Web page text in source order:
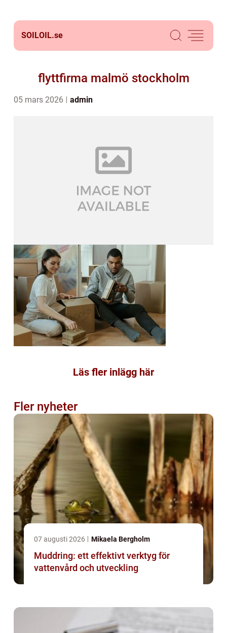
SOILOIL.se
flyttfirma malmö stockholm
05 mars 2026 admin
Läs fler inlägg här
Fler nyheter
07 augusti 2026 Mikaela Bergholm
Muddring: ett effektivt verktyg för
vattenvård och utveckling